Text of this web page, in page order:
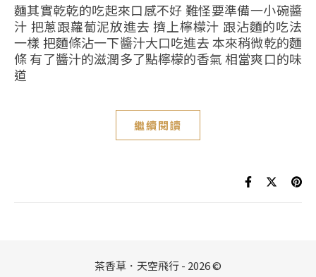
麵其實乾乾的吃起來口感不好 難怪要準備一小碗醬
汁 把蔥跟蘿蔔泥放進去 擠上檸檬汁 跟沾麵的吃法
一樣 把麵條沾一下醬汁大口吃進去 本來稍微乾的麵
條 有了醬汁的滋潤多了點檸檬的香氣 相當爽口的味
道
繼續閱讀
茶香草．天空飛行 - 2026 ©